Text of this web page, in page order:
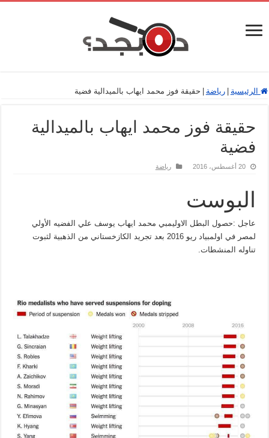
الرئيسية رياضة حقيقة فوز محمد ايهاب بالميدالية فضية
حقيقة فوز محمد ايهاب بالميدالية
فضية
20 أغسطس، 2016 رياضة
البوست
عاجل :حصول البطل الاوليمبي محمد ايهاب يوسف علي الفضيه الأولي
لمصر في اولمبياد ريو 2016 بعد تجريد الكازخستاني من الذهبية لثبوت
تناوله المنشطات.